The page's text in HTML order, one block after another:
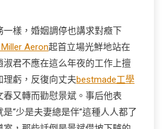
一樣，婚姻調停也講求對癥下
Aeron起首立場光鮮地站在
淑君不應在這么年夜的工作上擅
理虧，反復向丈夫bestmade工學
春又轉而勸慰景斌。事后他表
“少是夫妻總是伴”這種人人都了